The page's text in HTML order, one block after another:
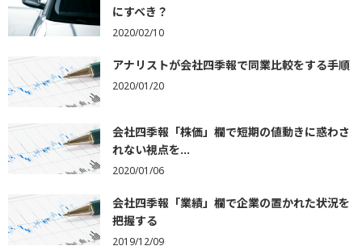
にすべき？
2020/02/10
アナリストが会社四季報で同業比較をする手順
2020/01/20
会社四季報「株価」欄で短期の値動きに惑わさ
れない視点を...
2020/01/06
会社四季報「業績」欄で企業の置かれた状況を
把握する
2019/12/09